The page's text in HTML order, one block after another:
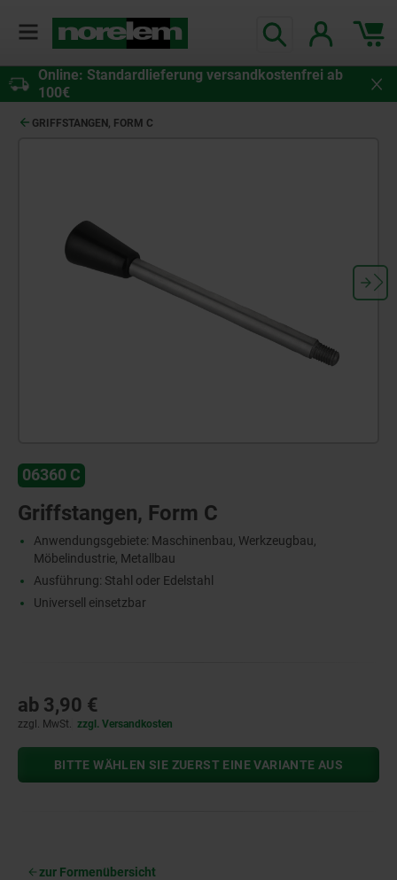
Online: Standardlieferung versandkostenfrei ab
100€
GRIFFSTANGEN, FORM C
06360 C
Griffstangen, Form C
Anwendungsgebiete: Maschinenbau, Werkzeugbau,
Möbelindustrie, Metallbau
Ausführung: Stahl oder Edelstahl
Universell einsetzbar
ab 3,90 €
zzgl. MwSt. zzgl. Versandkosten
BITTE WÄHLEN SIE ZUERST EINE VARIANTE AUS
zur Formenübersicht